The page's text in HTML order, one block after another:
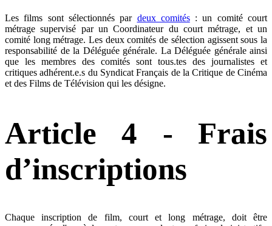
Les films sont sélectionnés par deux comités: un comité court
métrage supervisé par un Coordinateur du court métrage, et un
comité long métrage. Les deux comités de sélection agissent sous la
responsabilité de la Déléguée générale. La Déléguée générale ainsi
que les membres des comités sont tous.tes des journalistes et
critiques adhérent.e.s du Syndicat Français de la Critique de Cinéma
et des Films de Télévision qui les désigne.
Article 4 - Frais
d’inscriptions
Chaque inscription de film, court et long métrage, doit être